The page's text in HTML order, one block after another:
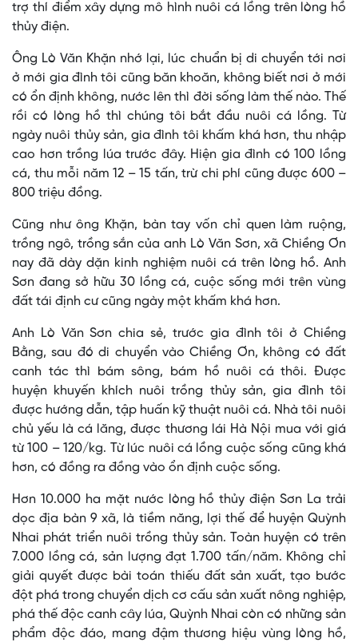
trợ thí điểm xây dựng mô hình nuôi cá lồng trên lòng hồ
thủy điện.
Ông Lò Văn Khặn nhớ lại, lúc chuẩn bị di chuyển tới nơi
ở mới gia đình tôi cũng băn khoăn, không biết nơi ở mới
có ổn định không, nước lên thì đời sống làm thế nào. Thế
rồi có lòng hồ thì chúng tôi bắt đầu nuôi cá lồng. Từ
ngày nuôi thủy sản, gia đình tôi khấm khá hơn, thu nhập
cao hơn trồng lúa trước đây. Hiện gia đình có 100 lồng
cá, thu mỗi năm 12 – 15 tấn, trừ chi phí cũng được 600 –
800 triệu đồng.
Cũng như ông Khặn, bàn tay vốn chỉ quen làm ruộng,
trồng ngô, trồng sắn của anh Lò Văn Sơn, xã Chiềng Ơn
nay đã dày dặn kinh nghiệm nuôi cá trên lòng hồ. Anh
Sơn đang sở hữu 30 lồng cá, cuộc sống mới trên vùng
đất tái định cư cũng ngày một khấm khá hơn.
Anh Lò Văn Sơn chia sẻ, trước gia đình tôi ở Chiềng
Bằng, sau đó di chuyển vào Chiềng Ơn, không có đất
canh tác thì bám sông, bám hồ nuôi cá thôi. Được
huyện khuyến khích nuôi trồng thủy sản, gia đình tôi
được hướng dẫn, tập huấn kỹ thuật nuôi cá. Nhà tôi nuôi
chủ yếu là cá lăng, được thương lái Hà Nội mua với giá
từ 100 – 120/kg. Từ lúc nuôi cá lồng cuộc sống cũng khá
hơn, có đồng ra đồng vào ổn định cuộc sống.
Hơn 10.000 ha mặt nước lòng hồ thủy điện Sơn La trải
dọc địa bàn 9 xã, là tiềm năng, lợi thế để huyện Quỳnh
Nhai phát triển nuôi trồng thủy sản. Toàn huyện có trên
7.000 lồng cá, sản lượng đạt 1.700 tấn/năm. Không chỉ
giải quyết được bài toán thiếu đất sản xuất, tạo bước
đột phá trong chuyển dịch cơ cấu sản xuất nông nghiệp,
phá thế độc canh cây lúa, Quỳnh Nhai còn có những sản
phẩm độc đáo, mang đậm thương hiệu vùng lòng hồ,